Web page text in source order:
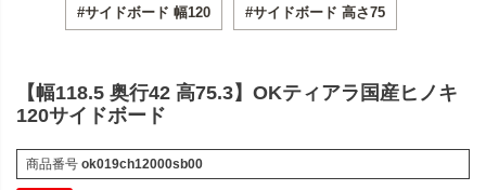
#サイドボード 幅120 #サイドボード 高さ75
【幅118.5 奥行42 高75.3】OKティアラ国産ヒノキ
120サイドボード
商品番号 ok019ch12000sb00